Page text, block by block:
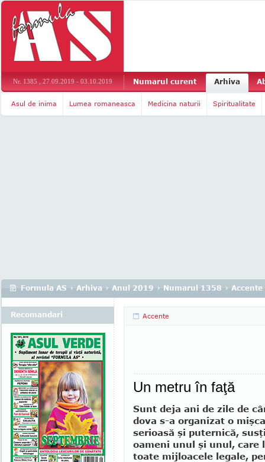
Nr. 1385 , 27.09.2019 - 03.10.2019 Numarul curent Arhiva
Asul de inima Lumea romaneasca Medicina naturii Spiritualitate
Formula AS › Arhiva › Anul 2019 › Numarul 1358 › Accente
Accente
Un metru în faţă
Sunt deja ani de zile de
dova s-a organizat o
serioasă şi puternică,
oameni unul şi unul, care
toate mijloacele legale,
Recomandari